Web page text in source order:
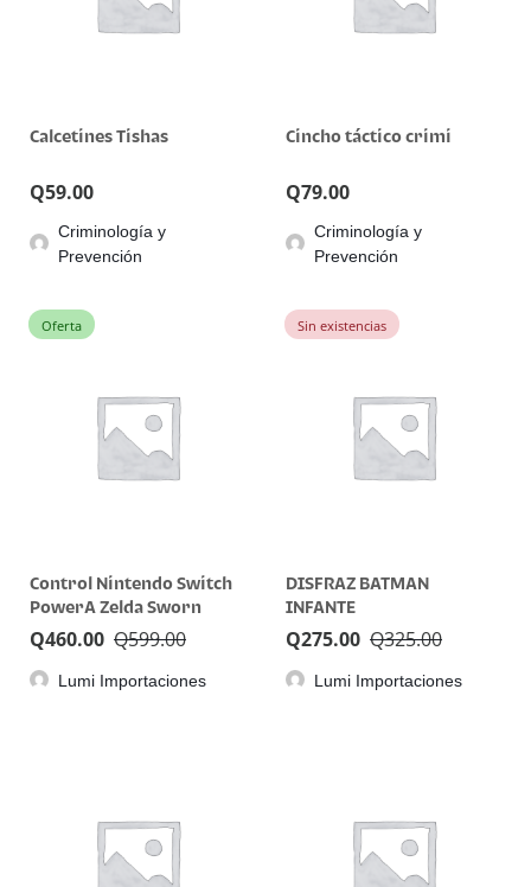
Calcetines Tishas
Q59.00
Criminología y
Prevención
Cincho táctico crimi
Q79.00
Criminología y
Prevención
Oferta
Control Nintendo Switch
PowerA Zelda Sworn
Protector Inalámbrico
Q599.00
Q460.00
Lumi Importaciones
Sin existencias
DISFRAZ BATMAN
INFANTE
Q325.00
Q275.00
Lumi Importaciones